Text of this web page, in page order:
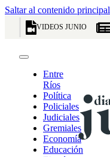
Saltar al contenido principal
VIDEOS JUNIO
Entre
Ríos
Política
Policiales
Judiciales
Gremiales
Economía
Educación